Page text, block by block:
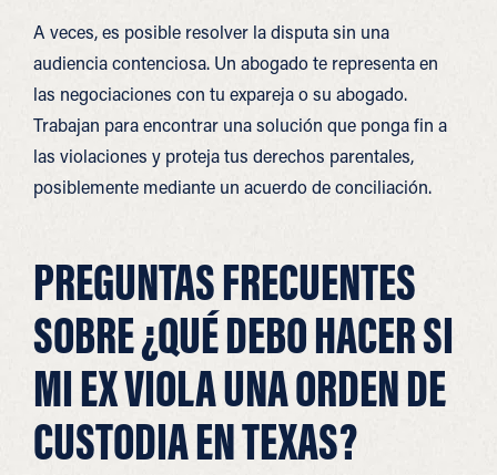
A veces, es posible resolver la disputa sin una
audiencia contenciosa. Un abogado te representa en
las negociaciones con tu expareja o su abogado.
Trabajan para encontrar una solución que ponga fin a
las violaciones y proteja tus derechos parentales,
posiblemente mediante un acuerdo de conciliación.
PREGUNTAS FRECUENTES
SOBRE ¿QUÉ DEBO HACER SI
MI EX VIOLA UNA ORDEN DE
CUSTODIA EN TEXAS?